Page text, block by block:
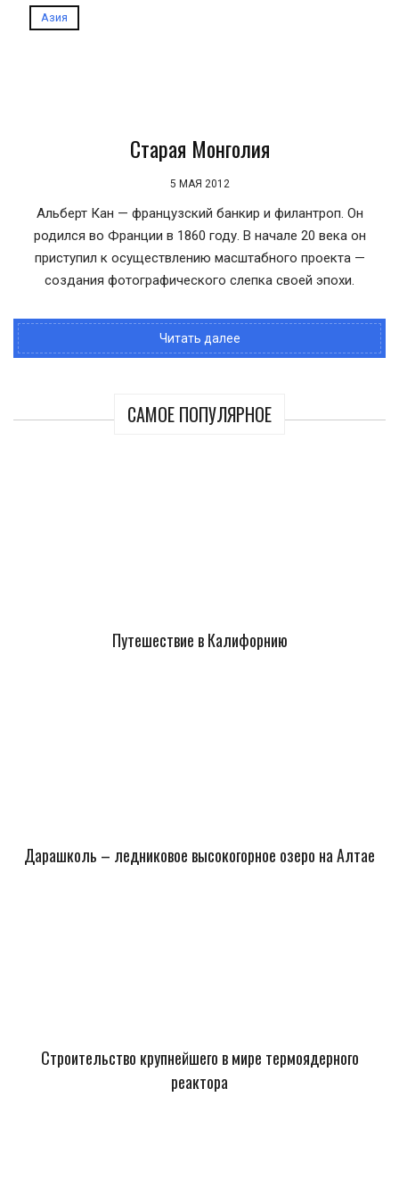
Азия
Старая Монголия
5 МАЯ 2012
Альберт Кан — французский банкир и филантроп. Он
родился во Франции в 1860 году. В начале 20 века он
приступил к осуществлению масштабного проекта —
создания фотографического слепка своей эпохи.
Читать далее
САМОЕ ПОПУЛЯРНОЕ
Путешествие в Калифорнию
Дарашколь – ледниковое высокогорное озеро на Алтае
Строительство крупнейшего в мире термоядерного
реактора